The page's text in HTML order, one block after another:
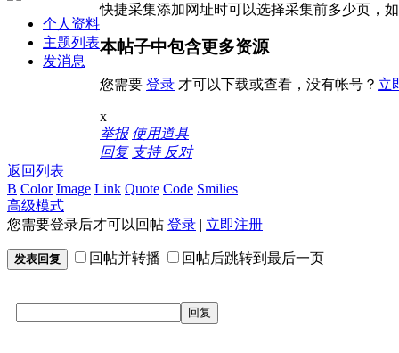
个人资料
主题列表
发消息
快捷采集添加网址时可以选择采集前多少页，
本帖子中包含更多资源
您需要 登录 才可以下载或查看，没有帐号？ 立
x
举报 使用道具
回复 支持 反对
返回列表
B Color Image Link Quote Code Smilies
高级模式
您需要登录后才可以回帖 登录 | 立即注册
发表回复 回帖并转播 回帖后跳转到最后一页
回复